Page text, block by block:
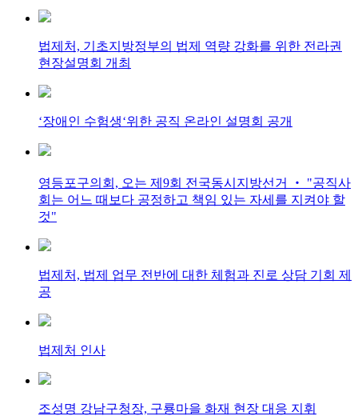
법제처, 기초지방정부의 법제 역량 강화를 위한 전라권
현장설명회 개최
‘장애인 수험생‘위한 공직 온라인 설명회 공개
영등포구의회, 오는 제9회 전국동시지방선거 ‧ "공직사
회는 어느 때보다 공정하고 책임 있는 자세를 지켜야 할
것"
법제처, 법제 업무 전반에 대한 체험과 진로 상담 기회 제
공
법제처 인사
조성명 강남구청장, 구룡마을 화재 현장 대응 지휘